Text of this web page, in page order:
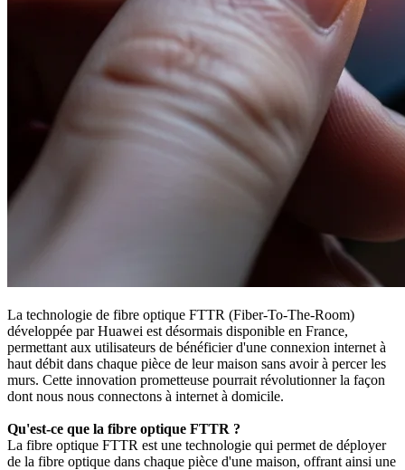
La technologie de fibre optique FTTR (Fiber-To-The-Room)
développée par Huawei est désormais disponible en France,
permettant aux utilisateurs de bénéficier d'une connexion internet à
haut débit dans chaque pièce de leur maison sans avoir à percer les
murs. Cette innovation prometteuse pourrait révolutionner la façon
dont nous nous connectons à internet à domicile.
Qu'est-ce que la fibre optique FTTR ?
La fibre optique FTTR est une technologie qui permet de déployer
de la fibre optique dans chaque pièce d'une maison, offrant ainsi une